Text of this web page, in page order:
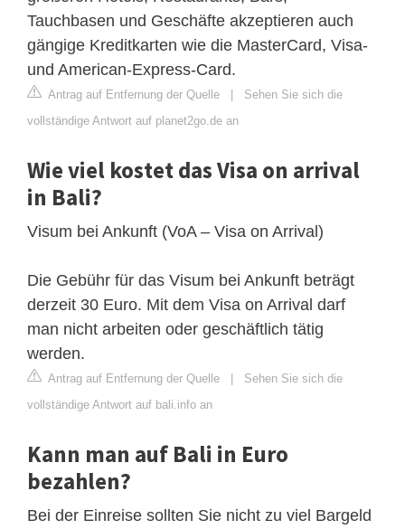
Tauchbasen und Geschäfte akzeptieren auch
gängige Kreditkarten wie die MasterCard, Visa-
und American-Express-Card.
Antrag auf Entfernung der Quelle | Sehen Sie sich die
vollständige Antwort auf planet2go.de an
Wie viel kostet das Visa on arrival
in Bali?
Visum bei Ankunft (VoA – Visa on Arrival)
Die Gebühr für das Visum bei Ankunft beträgt
derzeit 30 Euro. Mit dem Visa on Arrival darf
man nicht arbeiten oder geschäftlich tätig
werden.
Antrag auf Entfernung der Quelle | Sehen Sie sich die
vollständige Antwort auf bali.info an
Kann man auf Bali in Euro
bezahlen?
Bei der Einreise sollten Sie nicht zu viel Bargeld